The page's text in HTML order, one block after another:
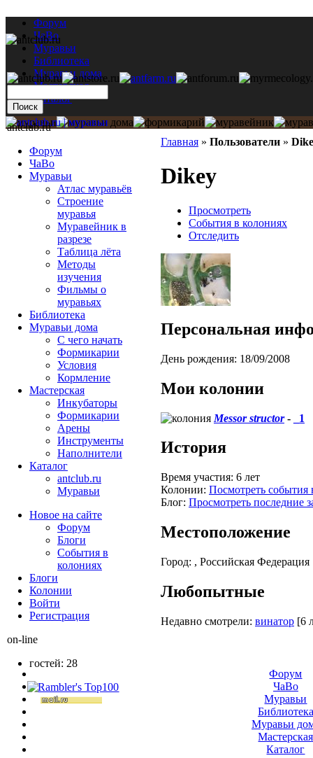
Форум
ЧаВо
Муравьи
Библиотека
Муравьи дома
Мастерская
Каталог
Главная » Пользователи »
Dikey
Просмотреть
События в колониях
Отследить
Персональная
День рождения: 18/09/2008
Мои колонии
Messor structor- _1
История
Время участия: 6 лет
Колонии: Посмотреть события
Блог: Просмотреть последние
Местоположение
Город: , Российская Федерация
Любопытные
Недавно смотрели: винатор [6
antclub.ru
Форум
ЧаВо
Муравьи
Атлас муравьёв
Строение
муравья
Муравейник в
разрезе
Таблица лёта
Методы
изучения
Фильмы о
муравьях
Библиотека
Муравьи дома
С чего начать
Формикарии
Условия
Кормление
Мастерская
Инкубаторы
Формикарии
Арены
Инструменты
Наполнители
Каталог
antclub.ru
Муравьи
Новое на сайте
Форум
Блоги
События в
колониях
Блоги
Колонии
Войти
Peгиcтpaция
on-line
гостей: 28
Форум
ЧаВо
Муравьи
Библиотека
Муравьи
Мастерская
Каталог